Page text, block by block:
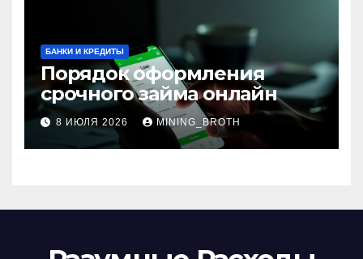
БАНКИ И КРЕДИТЫ
Порядок оформления
срочного займа онлайн
8 ИЮЛЯ 2026 MINING_BROTH